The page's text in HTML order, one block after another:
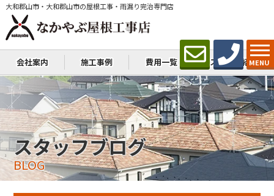
大和郡山市・大和郡山市の屋根工事・雨漏り完治専門店
MENU
会社案内 施工事例 費用一覧 スタッフ紹介
スタッフブログ
BLOG